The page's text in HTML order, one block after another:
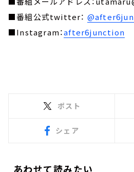
■番組公式twitter：
■Instagram：after6junction
ポスト
シェア
あわせて読みたい